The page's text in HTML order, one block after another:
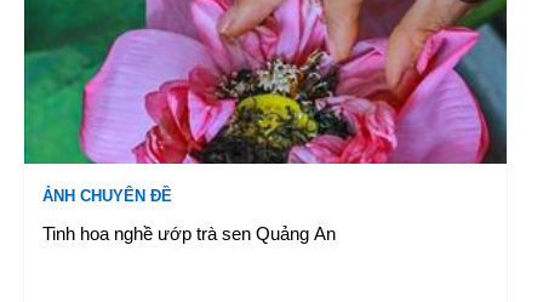
ẢNH CHUYÊN ĐỀ
Tinh hoa nghề ướp trà sen Quảng An